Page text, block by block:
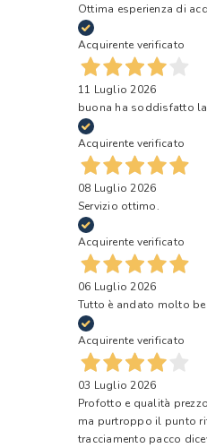
Ottima esperienza di
Acquirente verificato
11 Luglio 2026
buona ha soddisfatto
Acquirente verificato
08 Luglio 2026
Servizio ottimo.
Acquirente verificato
06 Luglio 2026
Tutto è andato molto
Acquirente verificato
03 Luglio 2026
Profotto e qualità
ma purtroppo il punto
tracciamento pacco